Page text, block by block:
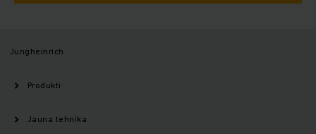
Jungheinrich
Produkti
Jauna tehnika